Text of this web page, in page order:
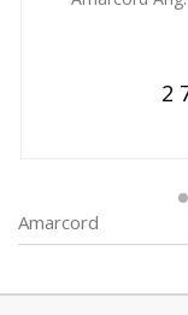
2
Amarcord